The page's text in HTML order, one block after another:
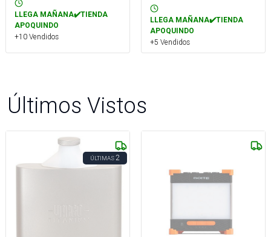
LLEGA MAÑANA✔️TIENDA
APOQUINDO
+10 Vendidos
LLEGA MAÑANA✔️TIENDA
APOQUINDO
+5 Vendidos
Últimos Vistos
ÚLTIMAS2